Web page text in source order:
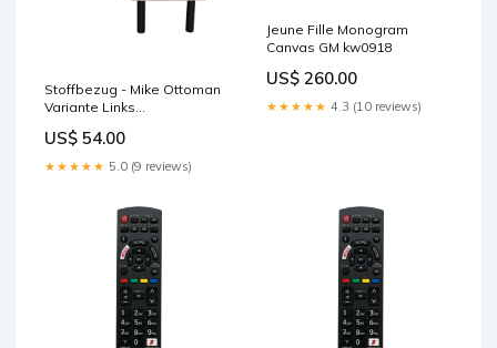
Stoffbezug - Mike Ottoman
Variante Links
US$ 54.00
★★★★★ 5.0 (9 reviews)
Jeune Fille Monogram
Canvas GM kw0918
US$ 260.00
★★★★★ 4.3 (10 reviews)